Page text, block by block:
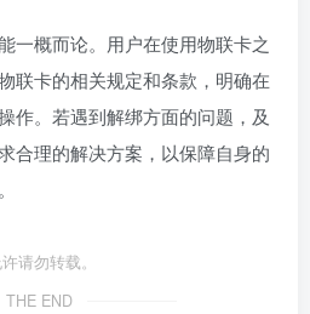
一概而论。用户在使用物联卡之
联卡的相关规定和条款，明确在
作。若遇到解绑方面的问题，及
合理的解决方案，以保障自身的
请勿转载。
THE END